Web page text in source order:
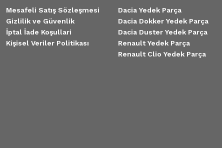
Mesafeli Satış Sözleşmesi
Gizlilik ve Güvenlik
İptal İade Koşullari
Kişisel Veriler Politikası
Dacia Yedek Parça
Dacia Dokker Yedek Parça
Dacia Duster Yedek Parça
Renault Yedek Parça
Renault Clio Yedek Parça